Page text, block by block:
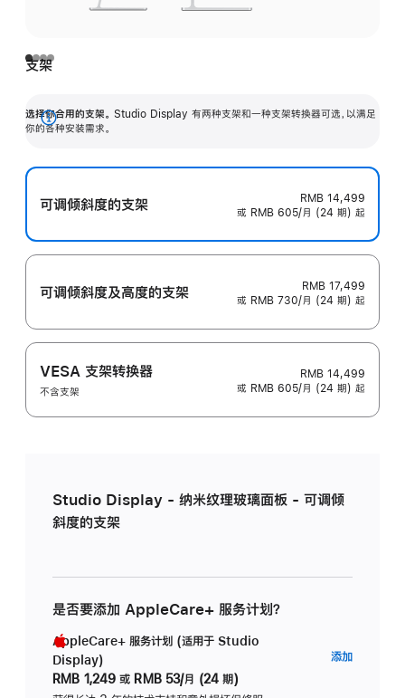
支架
选择你合用的支架。 Studio Display 有两种支架和一种支架转换器可选，以满足
你的各种安装需求。
展
可调倾斜度的支架
RMB 14,499
或 RMB 605/月 (24 期) 起
可调倾斜度及高‍度的支‍架
RMB 17,499
或 RMB 730/月 (24 期) 起
VESA 支架转换器
不含支架
RMB 14,499
或 RMB 605/月 (24 期) 起
Studio Display - 纳米纹理玻璃面板 - 可调倾
斜度的支架
是否要添加 AppleCare+ 服务计划？
AppleCare+ 服务计划 (适用于 Studio
Display)
RMB 1,249 或 RMB 53/月 (24 期)
添加